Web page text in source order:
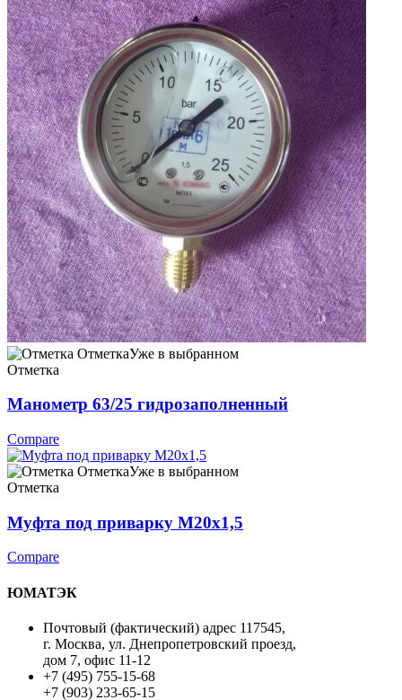
ОтметкаУже в выбранном
Отметка
Манометр 63/25 гидрозаполненный
Compare
ОтметкаУже в выбранном
Отметка
Муфта под приварку М20х1,5
Compare
ЮМАТЭК
Почтовый (фактический) адрес 117545,
г. Москва, ул. Днепропетровский проезд,
дом 7, офис 11-12
+7 (495) 755-15-68
+7 (903) 233-65-15